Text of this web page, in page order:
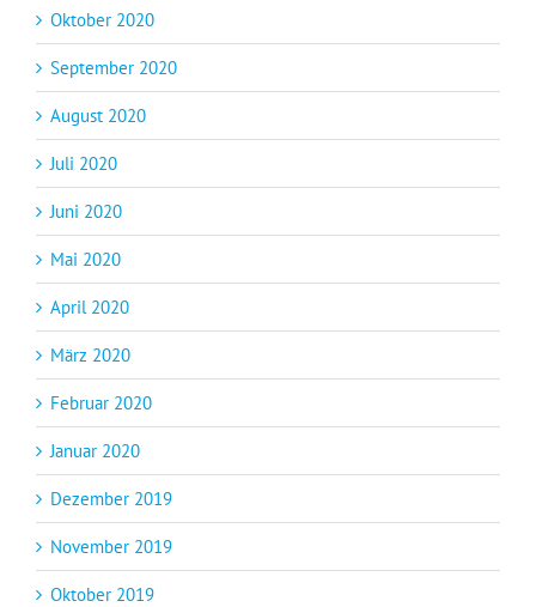
Oktober 2020
September 2020
August 2020
Juli 2020
Juni 2020
Mai 2020
April 2020
März 2020
Februar 2020
Januar 2020
Dezember 2019
November 2019
Oktober 2019